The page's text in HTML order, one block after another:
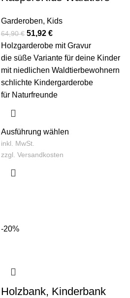
Garderoben, Kids
64,90€ 51,92 €
Holzgarderobe mit Gravur
die süße Variante für deine Kinder
mit niedlichen Waldtierbewohnern
schlichte Kindergarderobe
für Naturfreunde
Ausführung wählen
inkl. MwSt.
zzgl. Versandkosten
-20%
Holzbank, Kinderbank